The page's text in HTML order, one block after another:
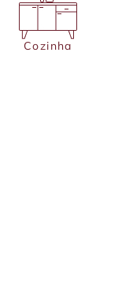
Cozinha